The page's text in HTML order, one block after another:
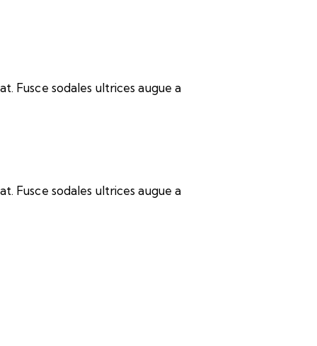
Fusce sodales ultrices augue a
Fusce sodales ultrices augue a